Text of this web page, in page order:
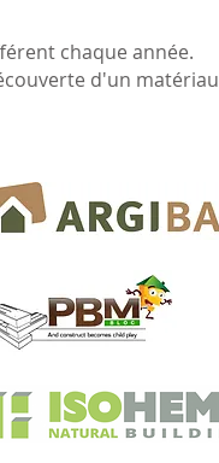
chaque année.
d'un matériau